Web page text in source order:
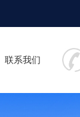
联系我们